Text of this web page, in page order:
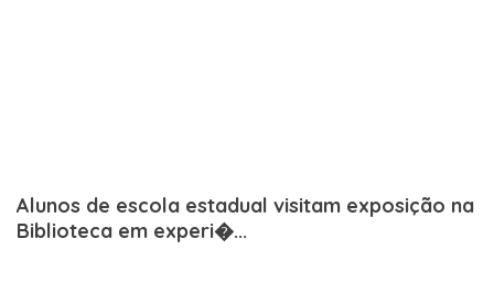
Alunos de escola estadual visitam exposição na
Biblioteca em experi�...